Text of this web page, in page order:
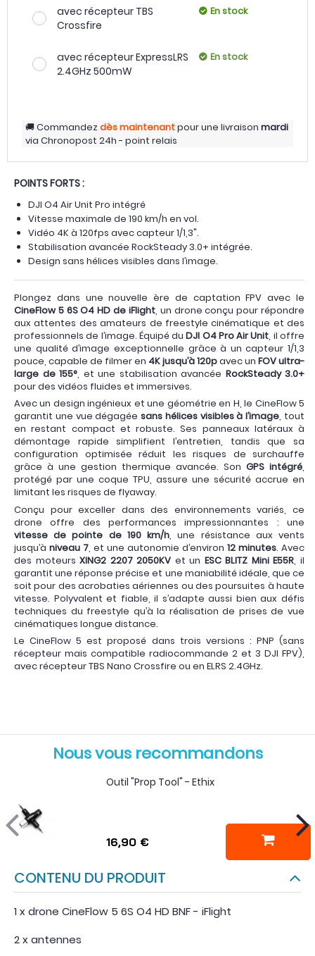
avec récepteur TBS
Crossfire
En stock
avec récepteur ExpressLRS
2.4GHz 500mW
En stock
Commandezdès maintenantpour une livraison mardi
via Chronopost 24h - point relais
POINTS FORTS :
DJI O4 Air Unit Pro intégré
Vitesse maximale de 190 km/h en vol.
Vidéo 4K à 120fps avec capteur 1/1,3".
Stabilisation avancée RockSteady 3.0+ intégrée.
Design sans hélices visibles dans l’image.
Plongez dans une nouvelle ère de captation FPV avec le
CineFlow 5 6S O4 HD de iFlight, un drone conçu pour répondre
aux attentes des amateurs de freestyle cinématique et des
professionnels de l’image. Équipé duDJI O4 Pro Air Unit , il offre
une qualité d’image exceptionnelle grâce à un capteur 1/1,3
pouce, capable de filmer en 4K jusqu’à 120pavec un FOV ultra-
large de 155° , et une stabilisation avancée RockSteady 3.0+
pour des vidéos fluides et immersives.
Avec un design ingénieux et une géométrie en H, le CineFlow 5
garantit une vue dégagéesans hélices visibles à l’image, tout
en restant compact et robuste. Ses panneaux latéraux à
démontage rapide simplifient l’entretien, tandis que sa
configuration optimisée réduit les risques de surchauffe
grâce à une gestion thermique avancée. Son GPS intégré,
protégé par une coque TPU, assure une sécurité accrue en
limitant les risques de flyaway.
Conçu pour exceller dans des environnements variés, ce
drone offre des performances impressionnantes : une
vitesse de pointe de 190 km/h , une résistance aux vents
jusqu’à niveau 7 , et une autonomie d’environ 12 minutes. Avec
des moteursXING2 2207 2050KV et un ESC BLITZ Mini E55R , il
garantit une réponse précise et une maniabilité idéale, que ce
soit pour des acrobaties aériennes ou des poursuites à haute
vitesse. Polyvalent et fiable, il s’adapte aussi bien aux défis
techniques du freestyle qu’à la réalisation de prises de vue
cinématiques longue distance.
Le CineFlow 5 est proposé dans trois versions : PNP (sans
récepteur mais compatible radiocommande 2 et 3 DJI FPV),
avec récepteur TBS Nano Crossfire ou en ELRS 2.4GHz.
Nous vous recommandons
Outil "Prop Tool" - Ethix
16,90 €
CONTENU DU PRODUIT
1 x drone CineFlow 5 6S O4 HD BNF - iFlight
2 x antennes